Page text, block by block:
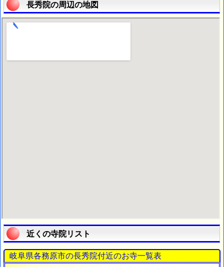
長秀院の周辺の地図
近くの寺院リスト
岐阜県各務原市の長秀院付近のお寺一覧表